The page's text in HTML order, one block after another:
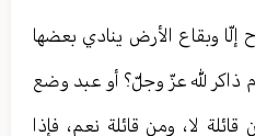
إلّا وبقاع الأرض ينادي بعضها
ذاكر لله عزّ وجلّ؟ أو عبد وضع
لا، ومن قائلة نعم، فإذا